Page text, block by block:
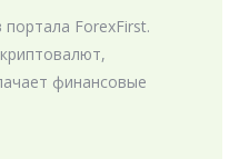
ForexFirst.
финансовые